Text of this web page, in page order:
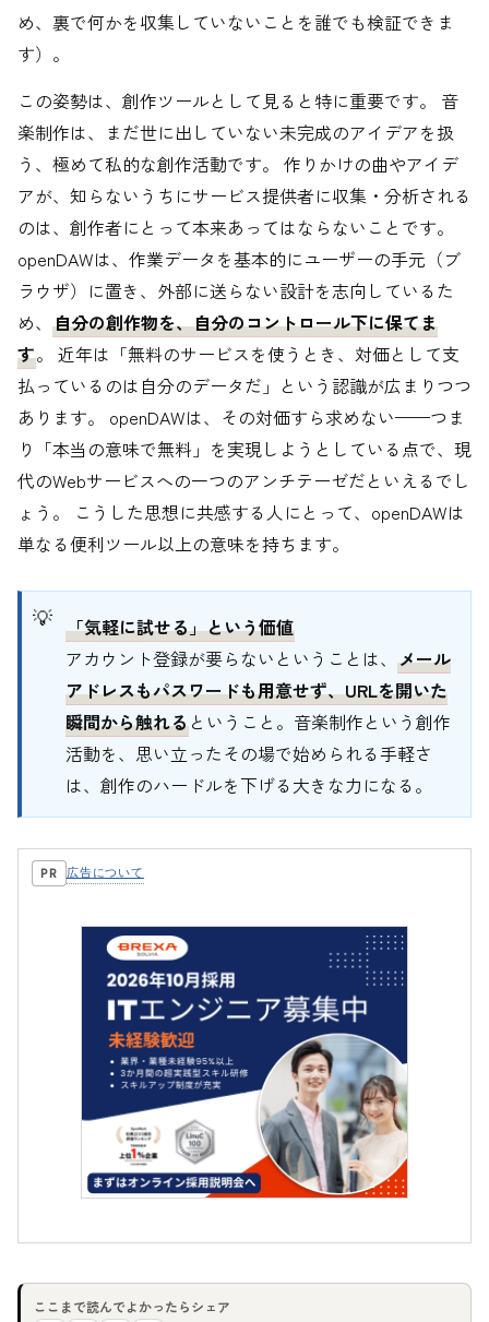
め、裏で何かを収集していないことを誰でも検証できま
す）。
この姿勢は、創作ツールとして見ると特に重要です。 音
楽制作は、まだ世に出していない未完成のアイデアを扱
う、極めて私的な創作活動です。 作りかけの曲やアイデ
アが、知らないうちにサービス提供者に収集・分析される
のは、創作者にとって本来あってはならないことです。
openDAWは、作業データを基本的にユーザーの手元（ブ
ラウザ）に置き、外部に送らない設計を志向しているた
め、 自分の創作物を、自分のコントロール下に保てま
す。 近年は「無料のサービスを使うとき、対価として支
払っているのは自分のデータだ」という認識が広まりつつ
あります。 openDAWは、その対価すら求めない——つま
り「本当の意味で無料」を実現しようとしている点で、現
代のWebサービスへの一つのアンチテーゼだといえるでし
ょう。 こうした思想に共感する人にとって、openDAWは
単なる便利ツール以上の意味を持ちます。
「気軽に試せる」という価値
アカウント登録が要らないということは、 メール
アドレスもパスワードも用意せず、URLを開いた
瞬間から触れるということ。音楽制作という創作
活動を、思い立ったその場で始められる手軽さ
は、創作のハードルを下げる大きな力になる。
PR 広告について
ここまで読んでよかったらシェア